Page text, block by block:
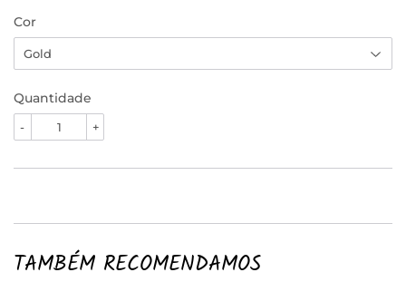
Cor
Quantidade
+
-
TAMBÉM RECOMENDAMOS